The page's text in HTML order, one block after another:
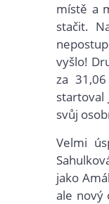
místě a
stačit.
vyšlo!
za
startoval
svůj
Velmi
jako
ale nový